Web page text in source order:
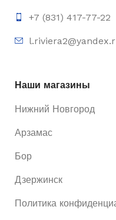
+7 (831) 417-77-22
Наши магазины
Нижний Новгород
Арзамас
Бор
Дзержинск
Политика